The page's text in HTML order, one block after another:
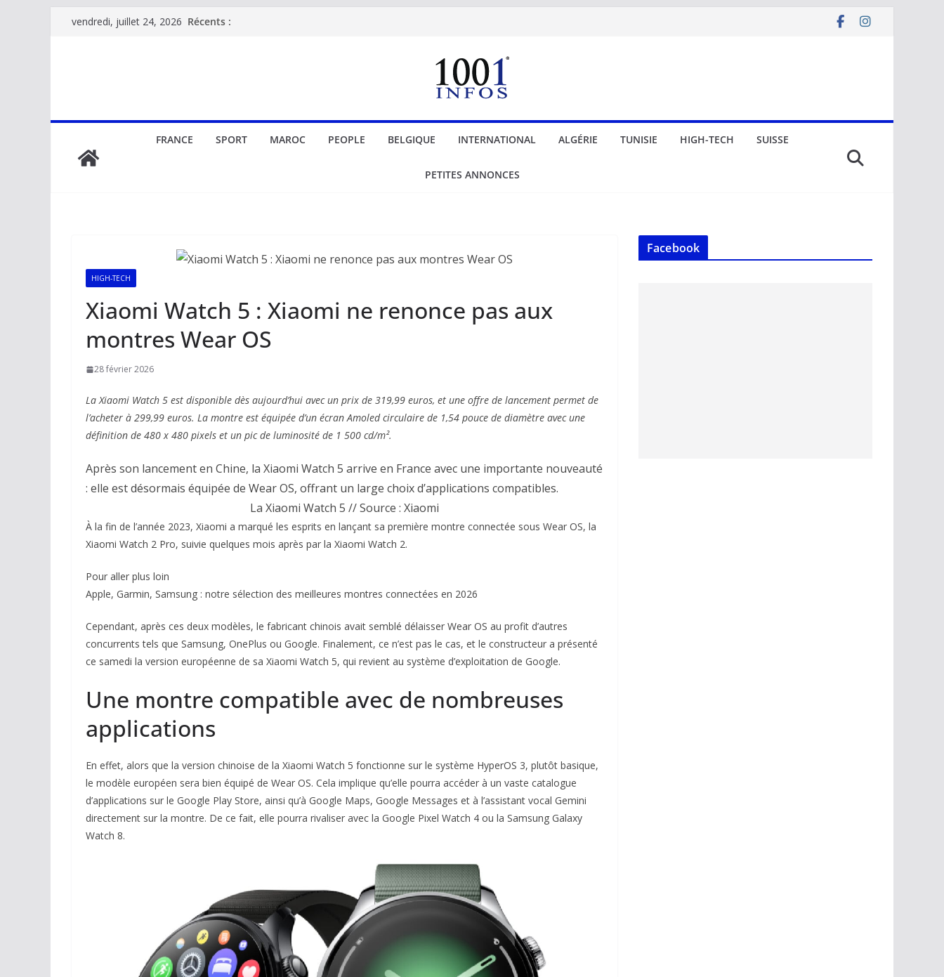
Passervendredi, juillet 24, 2026 Récents :
FRANCE SPORT MAROC PEOPLE BELGIQUE INTERNATIONAL ALGÉRIE TUNISIE HIGH-TECH SUISSE
PETITES ANNONCES
HIGH-TECH
Xiaomi Watch 5 : Xiaomi ne renonce pas aux
montres Wear OS
28 février 2026
La Xiaomi Watch 5 est disponible dès aujourd’hui avec un prix de 319,99 euros, et une offre de lancement permet de
l’acheter à 299,99 euros. La montre est équipée d’un écran Amoled circulaire de 1,54 pouce de diamètre avec une
définition de 480 x 480 pixels et un pic de luminosité de 1 500 cd/m².
Après son lancement en Chine, la Xiaomi Watch 5 arrive en France avec une importante nouveauté
: elle est désormais équipée de Wear OS, offrant un large choix d’applications compatibles.
La Xiaomi Watch 5 // Source : Xiaomi
À la fin de l’année 2023, Xiaomi a marqué les esprits en lançant sa première montre connectée sous Wear OS, la
Xiaomi Watch 2 Pro, suivie quelques mois après par la Xiaomi Watch 2.
Pour aller plus loin
Apple, Garmin, Samsung : notre sélection des meilleures montres connectées en 2026
Cependant, après ces deux modèles, le fabricant chinois avait semblé délaisser Wear OS au profit d’autres
concurrents tels que Samsung, OnePlus ou Google. Finalement, ce n’est pas le cas, et le constructeur a présenté
ce samedi la version européenne de sa Xiaomi Watch 5, qui revient au système d’exploitation de Google.
Une montre compatible avec de nombreuses
applications
En effet, alors que la version chinoise de la Xiaomi Watch 5 fonctionne sur le système HyperOS 3, plutôt basique,
le modèle européen sera bien équipé de Wear OS. Cela implique qu’elle pourra accéder à un vaste catalogue
d’applications sur le Google Play Store, ainsi qu’à Google Maps, Google Messages et à l’assistant vocal Gemini
directement sur la montre. De ce fait, elle pourra rivaliser avec la Google Pixel Watch 4 ou la Samsung Galaxy
Watch 8.
Facebook